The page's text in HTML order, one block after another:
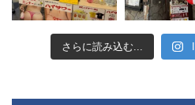
さらに読み込む...